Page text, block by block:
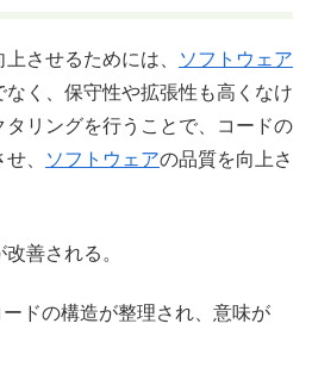
させるためには、
ソフトウェア
く、保守性や拡張性も高くなけ
リングを行うことで、コードの
、
ソフトウェアの品質を向上さ
善される。
ドの構造が整理され、意味が